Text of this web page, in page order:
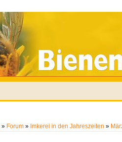
» Forum » Imkerei in den Jahreszeiten »